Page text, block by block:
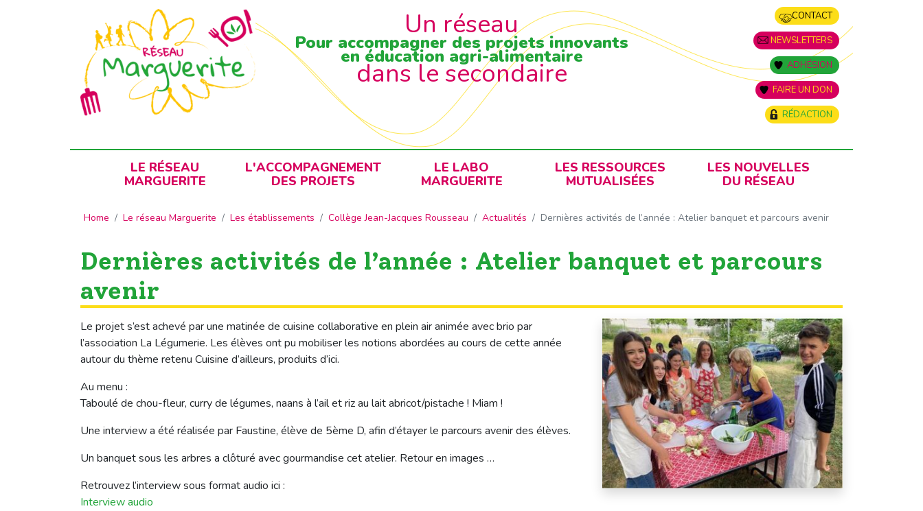
Panneau de gestion des cookies Un réseau
Pour accompagner des projets innovants
en éducation agri-alimentaire
dans le secondaire
CONTACT
NEWSLETTERS
ADHÉSION
FAIRE UN DON
RÉDACTION
LE RÉSEAU
MARGUERITE
L'ACCOMPAGNEMENT
DES PROJETS
LE LABO
MARGUERITE
LES RESSOURCES
MUTUALISÉES
LES NOUVELLES
DU RÉSEAU
Home Le réseau Marguerite Les établissements Collège Jean-Jacques Rousseau Actualités Dernières activités de l’année : Atelier banquet et parcours avenir
Dernières activités de l’année : Atelier banquet et parcours
avenir
Le projet s’est achevé par une matinée de cuisine collaborative en plein air animée avec brio par
l’association La Légumerie. Les élèves ont pu mobiliser les notions abordées au cours de cette année
autour du thème retenu Cuisine d’ailleurs, produits d’ici.
Au menu :
Taboulé de chou-fleur, curry de légumes, naans à l’ail et riz au lait abricot/pistache ! Miam !
Une interview a été réalisée par Faustine, élève de 5ème D, afin d’étayer le parcours avenir des élèves.
Un banquet sous les arbres a clôturé avec gourmandise cet atelier. Retour en images …
Retrouvez l’interview sous format audio ici :
Interview audio